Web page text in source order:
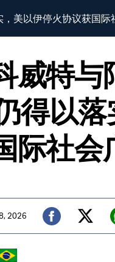
美以伊停火协议获国际
威特与
得以
际社会
2026